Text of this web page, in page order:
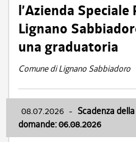
l’Azienda
Lignano
una graduatoria
Comune di Lignano Sabbiadoro
08.07.2026 - Scadenza
domande: 06.08.2026